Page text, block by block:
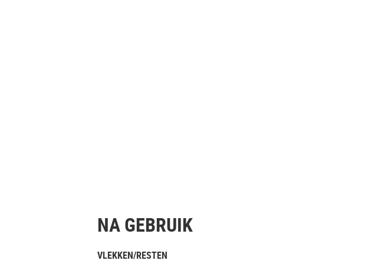
NA GEBRUIK
VLEKKEN/RESTEN